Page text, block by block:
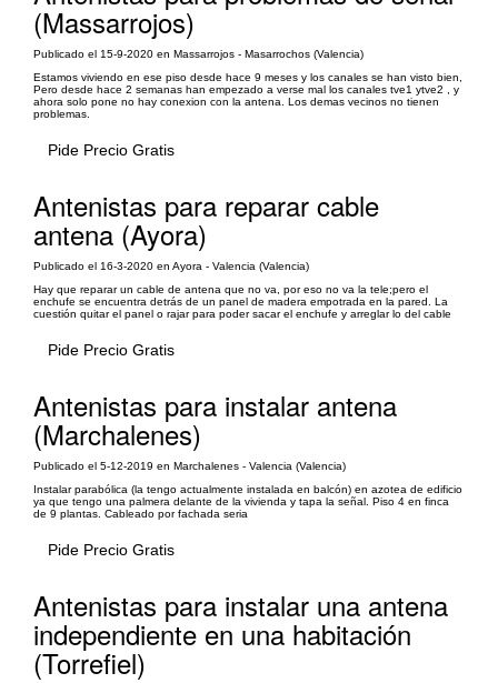
(Massarrojos)
Publicado el 15-9-2020 en Massarrojos - Masarrochos (Valencia)
Estamos viviendo en ese piso desde hace 9 meses y los canales se han visto bien,
Pero desde hace 2 semanas han empezado a verse mal los canales tve1 ytve2 , y
ahora solo pone no hay conexion con la antena. Los demas vecinos no tienen
problemas.
Pide Precio Gratis
Antenistas para reparar cable
antena (Ayora)
Publicado el 16-3-2020 en Ayora - Valencia (Valencia)
Hay que reparar un cable de antena que no va, por eso no va la tele;pero el
enchufe se encuentra detrás de un panel de madera empotrada en la pared. La
cuestión quitar el panel o rajar para poder sacar el enchufe y arreglar lo del cable
Pide Precio Gratis
Antenistas para instalar antena
(Marchalenes)
Publicado el 5-12-2019 en Marchalenes - Valencia (Valencia)
Instalar parabólica (la tengo actualmente instalada en balcón) en azotea de edificio
ya que tengo una palmera delante de la vivienda y tapa la señal. Piso 4 en finca
de 9 plantas. Cableado por fachada seria
Pide Precio Gratis
Antenistas para instalar una antena
independiente en una habitación
(Torrefiel)